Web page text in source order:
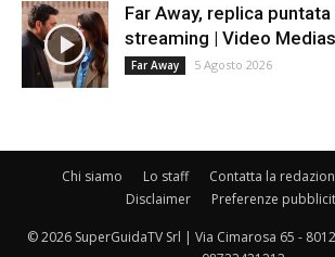
Far Away, replica
streaming | Video
Far Away 5 Agosto 2026
Chi siamo Lo staff Contatta la
Disclaimer
Preferenze
© 2026 SuperGuidaTV Srl | Via Cimarosa 65 -